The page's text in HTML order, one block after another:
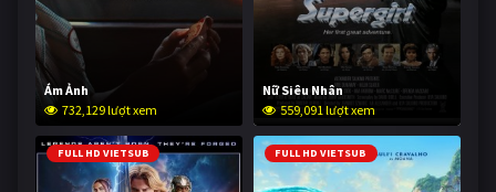
Ám Ảnh
732,129 lượt xem
Nữ Siêu Nhân
559,091 lượt xem
FULL HD VIETSUB FULL HD VIETSUB